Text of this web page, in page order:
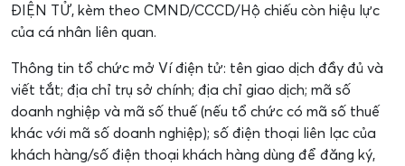
ĐIỆN TỬ, kèm theo CMND/CCCD/Hộ chiếu còn hiệu lực
của cá nhân liên quan.
Thông tin tổ chức mở Ví điện tử: tên giao dịch đầy đủ và
viết tắt; địa chỉ trụ sở chính; địa chỉ giao dịch; mã số
doanh nghiệp và mã số thuế (nếu tổ chức có mã số thuế
khác với mã số doanh nghiệp); số điện thoại liên lạc của
khách hàng/số điện thoại khách hàng dùng để đăng ký,